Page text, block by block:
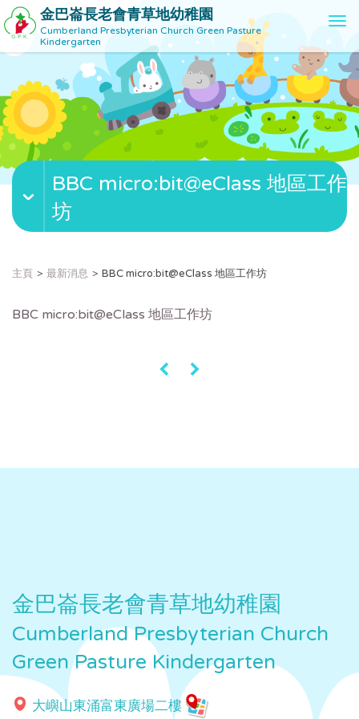
金巴崙長老會青草地幼稚園
Cumberland Presbyterian Church Green Pasture
Kindergarten
T
g
g
l
e
n
a
v
i
BBC micro:bit@eClass 地區工作
坊
主頁 最新消息 BBC micro:bit@eClass 地區工作坊
BBC micro:bit@eClass 地區工作坊
« »
金巴崙長老會青草地幼稚園
Cumberland Presbyterian Church
Green Pasture Kindergarten
大嶼山東涌富東廣場二樓